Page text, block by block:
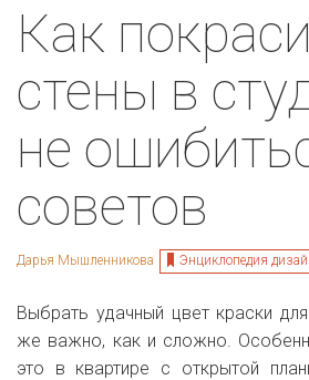
Как
стены в
не
советов
Дарья Мышленникова Энциклопедия
Выбрать удачный цвет краски
же важно, как и сложно.
это в квартире с открытой